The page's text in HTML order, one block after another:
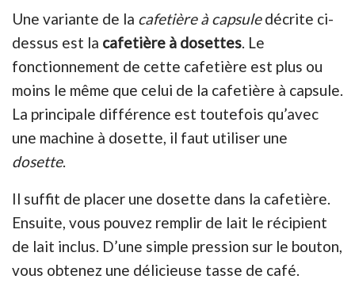
Une variante de la cafetière à capsuledécrite ci-
dessus est la cafetière à dosettes. Le
fonctionnement de cette cafetière est plus ou
moins le même que celui de la cafetière à capsule.
La principale différence est toutefois qu’avec
une machine à dosette, il faut utiliser une
dosette.
Il suffit de placer une dosette dans la cafetière.
Ensuite, vous pouvez remplir de lait le récipient
de lait inclus. D’une simple pression sur le bouton,
vous obtenez une délicieuse tasse de café.